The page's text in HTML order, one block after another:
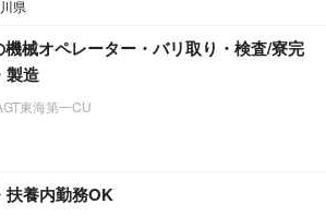
県
機械オペレーター・バリ取り・検査/寮完
製造
東海第一CU
扶養内勤務OK